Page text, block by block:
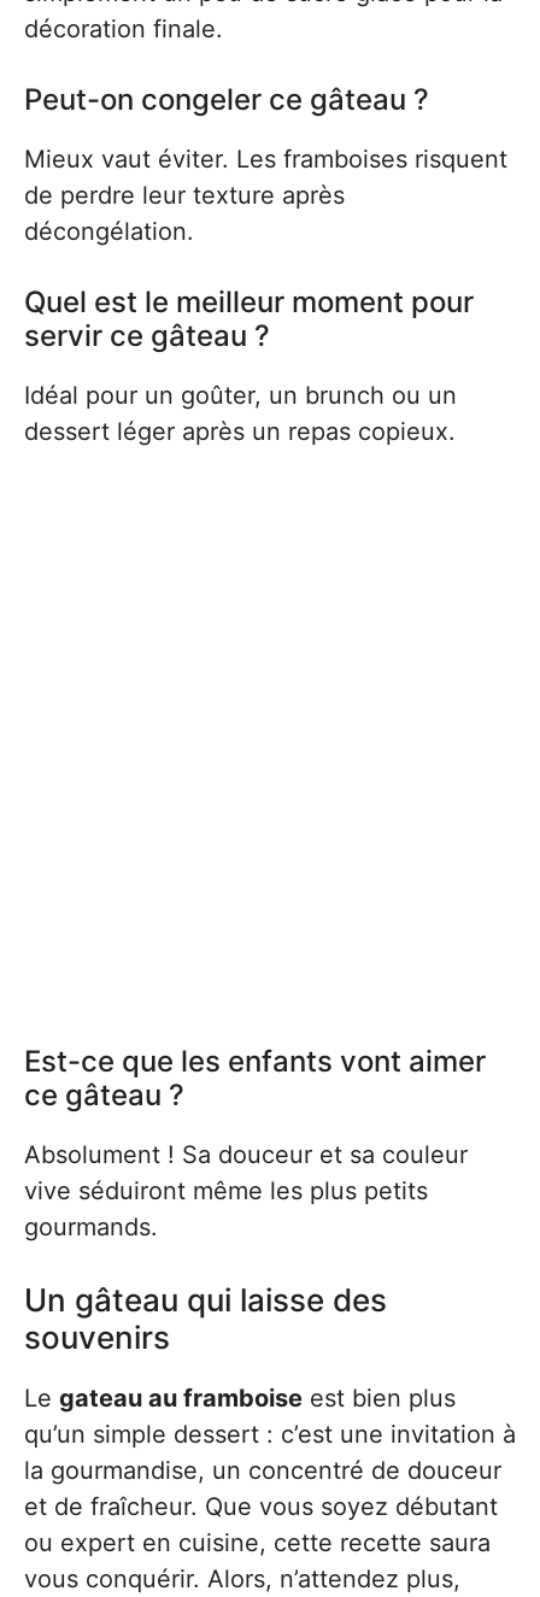
décoration finale.
Peut-on congeler ce gâteau ?
Mieux vaut éviter. Les framboises risquent
de perdre leur texture après
décongélation.
Quel est le meilleur moment pour
servir ce gâteau ?
Idéal pour un goûter, un brunch ou un
dessert léger après un repas copieux.
Est-ce que les enfants vont aimer
ce gâteau ?
Absolument ! Sa douceur et sa couleur
vive séduiront même les plus petits
gourmands.
Un gâteau qui laisse des
souvenirs
Le gateau au framboise est bien plus
qu’un simple dessert : c’est une invitation à
la gourmandise, un concentré de douceur
et de fraîcheur. Que vous soyez débutant
ou expert en cuisine, cette recette saura
vous conquérir. Alors, n’attendez plus,